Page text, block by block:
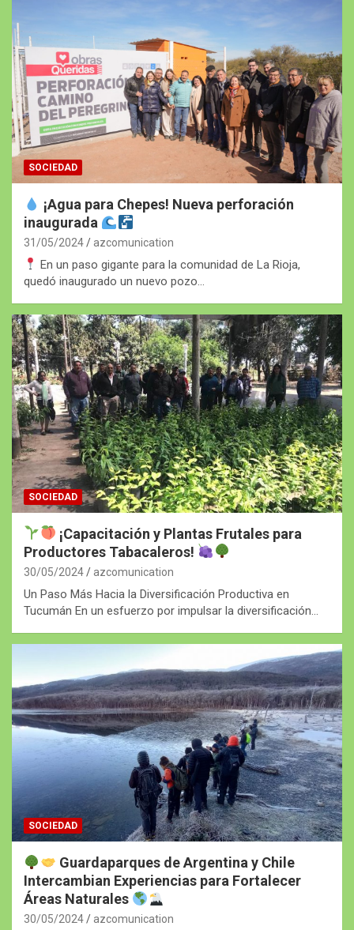
SOCIEDAD
¡Agua para Chepes! Nueva perforación
inaugurada
31/05/2024 azcomunication
En un paso gigante para la comunidad de La Rioja,
quedó inaugurado un nuevo pozo…
SOCIEDAD
¡Capacitación y Plantas Frutales para
Productores Tabacaleros!
30/05/2024 azcomunication
Un Paso Más Hacia la Diversificación Productiva en
Tucumán En un esfuerzo por impulsar la diversificación…
SOCIEDAD
Guardaparques de Argentina y Chile
Intercambian Experiencias para Fortalecer
Áreas Naturales
30/05/2024 azcomunication